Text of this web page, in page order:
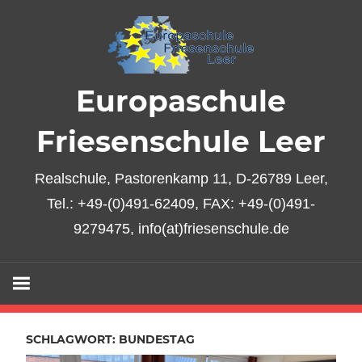
Europaschule
Friesenschule Leer
Realschule, Pastorenkamp 11, D-26789 Leer,
Tel.: +49-(0)491-62409, FAX: +49-(0)491-
9279475, info(at)friesenschule.de
SCHLAGWORT: BUNDESTAG